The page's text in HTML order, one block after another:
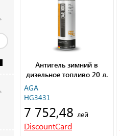
Антигель зимний в
дизельное топливо 20 л.
AGA
HG3431
7 752,48 лей
DiscountCard